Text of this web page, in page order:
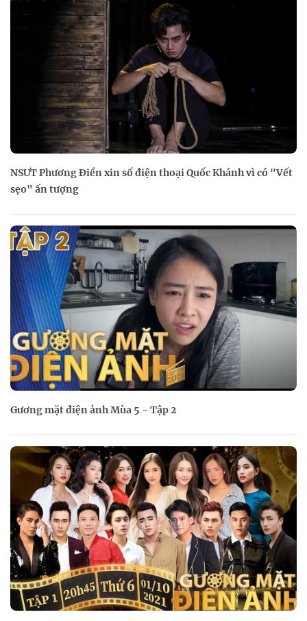
NSƯT Phương Điền xin số điện thoại Quốc Khánh vì có "Vết
sẹo" ấn tượng
Gương mặt điện ảnh Mùa 5 - Tập 2